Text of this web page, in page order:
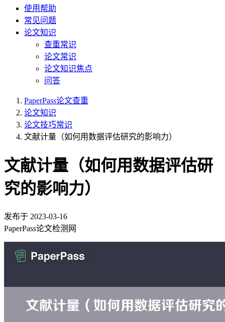
使用帮助
常见问题
论文知识
查重常识
论文常识
论文知识焦点
问答
PaperPass论文查重
论文知识
论文技巧常识
文献计量（如何用数据评估研究的影响力）
文献计量（如何用数据评估研
究的影响力）
发布于 2023-03-16
PaperPass论文检测网